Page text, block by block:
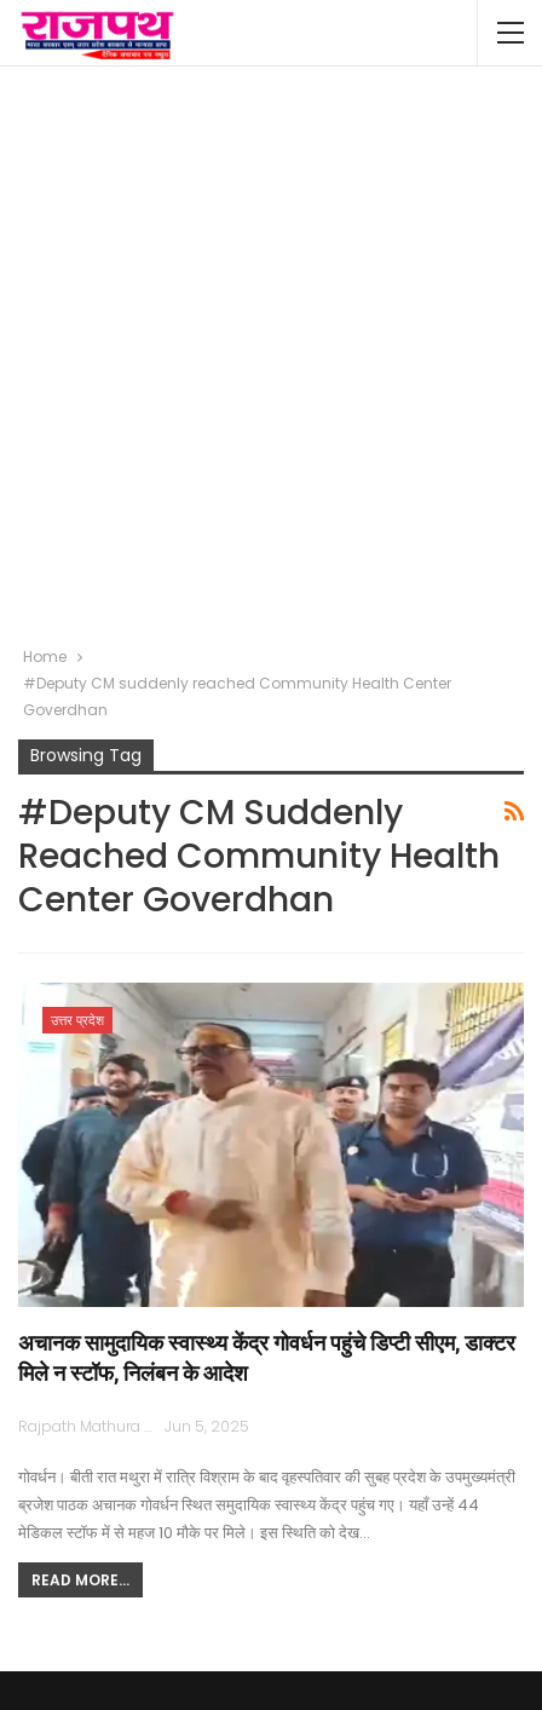
Home
#Deputy CM suddenly reached Community Health Center
Goverdhan
Browsing Tag
#Deputy CM Suddenly
Reached Community Health
Center Goverdhan
उत्तर प्रदेश
अचानक सामुदायिक स्वास्थ्य केंद्र गोवर्धन पहुंचे डिप्टी सीएम, डाक्टर
मिले न स्टॉफ, निलंबन के आदेश
Rajpath Mathura Jun 5, 2025
गोवर्धन। बीती रात मथुरा में रात्रि विश्राम के बाद वृहस्पतिवार की सुबह प्रदेश के उपमुख्यमंत्री
ब्रजेश पाठक अचानक गोवर्धन स्थित समुदायिक स्वास्थ्य केंद्र पहुंच गए। यहाँ उन्हें 44
मेडिकल स्टॉफ में से महज 10 मौके पर मिले। इस स्थिति को देख…
READ MORE...